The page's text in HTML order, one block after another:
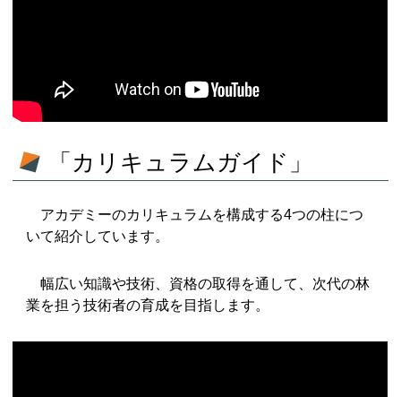
「カリキュラムガイド」
アカデミーのカリキュラムを構成する4つの柱につ
いて紹介しています。
幅広い知識や技術、資格の取得を通して、次代の林
業を担う技術者の育成を目指します。